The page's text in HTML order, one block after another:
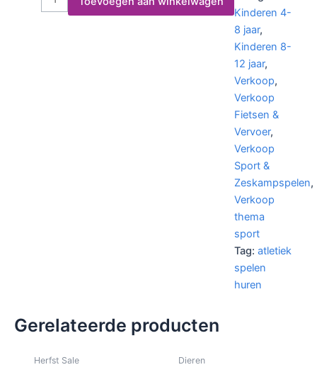
Kinderen 4-
8 jaar,
Kinderen 8-
12 jaar,
Verkoop,
Verkoop
Fietsen &
Vervoer,
Verkoop
Sport &
Zeskampspelen,
Verkoop
thema
sport
Tag:atletiek
spelen
huren
Gerelateerde producten
Herfst Sale Dieren